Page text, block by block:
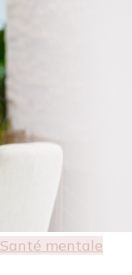
Santé mentale